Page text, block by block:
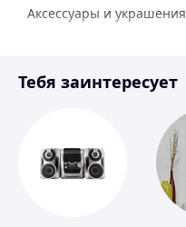
Аксессуары и украшения
Спорт и отдых
Тебя заинтересует